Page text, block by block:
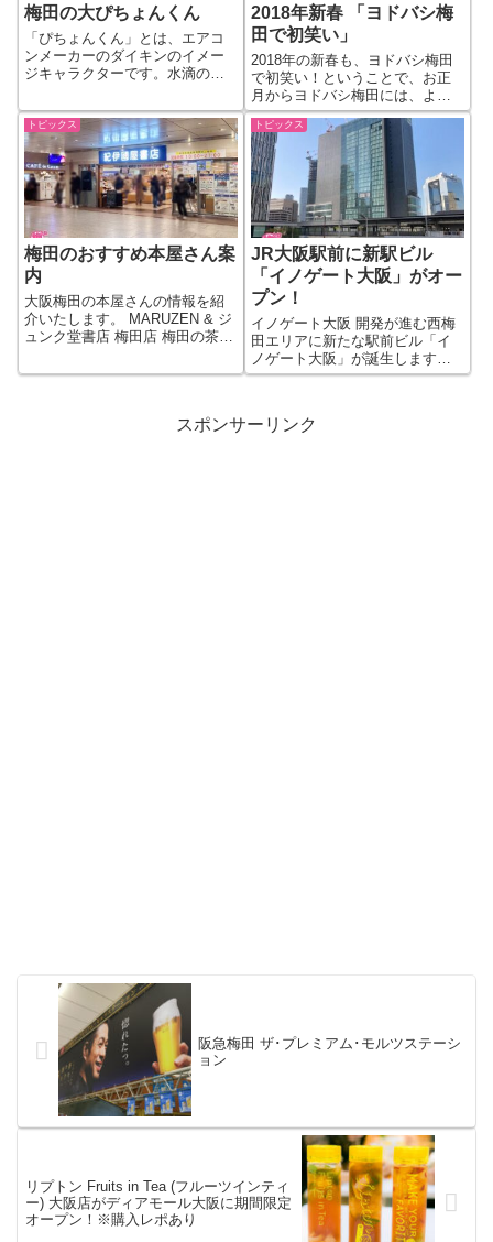
梅田の大ぴちょんくん
「ぴちょんくん」とは、エアコ
ンメーカーのダイキンのイメー
ジキャラクターです。水滴の形
気の情報を伝えてくれます。そ
んな「ぴちょんくん」のでっか
い「大ぴちょんくん」が梅田に
もいます。 大ぴちょんくんがど
こにいるか？ま...
2018年新春 「ヨドバシ梅
田で初笑い」
2018年の新春も、ヨドバシ梅田
で初笑い！ということで、お正
月からヨドバシ梅田には、よし
もと芸人が連日やってきます
よ！Y!mobile関係のイベントの
ようです。 ●1月1日（元旦・
月） チョコレートプラネット
1回目 14:00~ 2回目...
トピックス
梅田のおすすめ本屋さん案
内
大阪梅田の本屋さんの情報を紹
介いたします。 MARUZEN & ジ
ュンク堂書店 梅田店 梅田の茶屋
MARUZEN & ジュンク堂書店。
く、各階でジャンルごと...
トピックス
JR大阪駅前に新駅ビル
「イノゲート大阪」がオー
プン！
イノゲート大阪 開発が進む西梅
田エリアに新たな駅前ビル「イ
ノゲート大阪」が誕生します。
2024年秋に開業予定。「イノゲ
「ゲート（GATE）」を組み合わ
スポンサーリンク
阪急梅田 ザ･プレミアム･モルツステーシ
ョン
リプトン Fruits in Tea (フルーツインティ
ー) 大阪店がディアモール大阪に期間限定
オープン！※購入レポあり